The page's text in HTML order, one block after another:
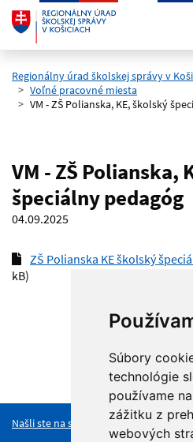
Súbory
technológie
používame
zážitku z
webových
Preskočiť na hlavný obsah
Regionálny úrad školskej správy v
Voľné pracovné miesta
VM - ZŠ Polianska, KE, školský
VM - ZŠ Polianska,
špeciálny pedagóg
04.09.2025
ZŠ Polianska KE školský
kB)
Našli ste na stránke chybu?